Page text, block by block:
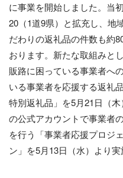
に事業を開始しました。当
20（1道9県）と拡充し、地
だわりの返礼品の件数も約
おります。新たな取組みと
販路に困っている事業者へ
いる事業者を応援する返礼
特別返礼品」を5月21日（
の公式アカウントで事業者
を行う「事業者応援プロジ
ン」を5月13日（水）より実